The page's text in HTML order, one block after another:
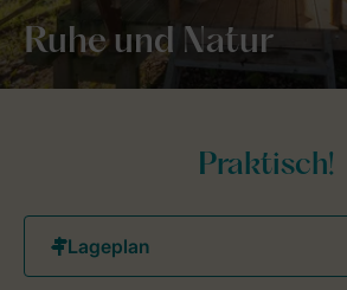
Ruhe und Natur
Praktisch!